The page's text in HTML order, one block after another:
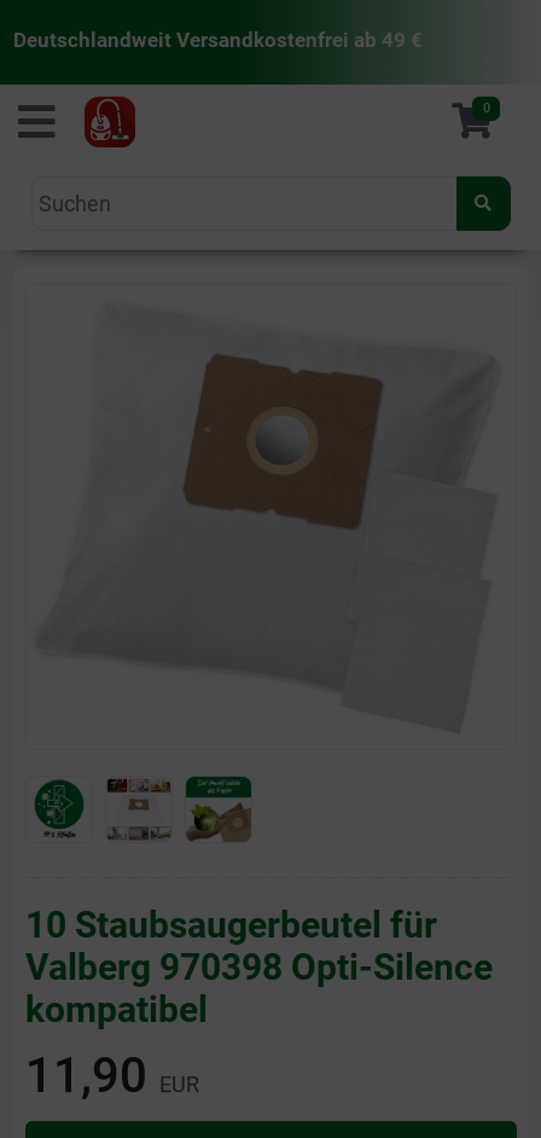
Deutschlandweit Versandkostenfrei ab 49 €
staubsaugermanufaktur 0
10 Staubsaugerbeutel für
Valberg 970398 Opti-Silence
kompatibel
11,90 EUR